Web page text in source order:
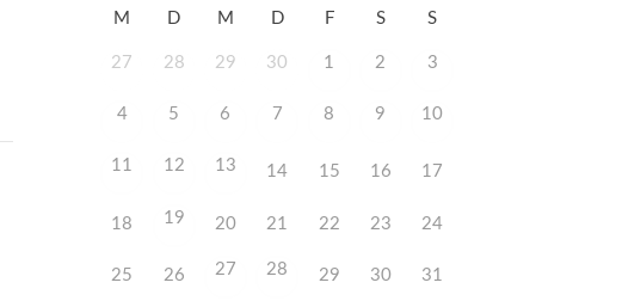
M D M D F S S
27 28 29 30 1 2 3
4 5 6 7 8 9 10
11 12 13 14 15 16 17
18 19 20 21 22 23 24
25 26 27 28 29 30 31